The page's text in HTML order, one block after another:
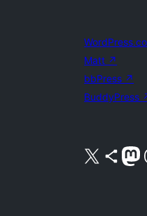
Matt ↗
bbPress ↗
BuddyPress
Visita nuestra cuenta de X (anteriormente Twitter)
Visita nuestra cuenta
Visita